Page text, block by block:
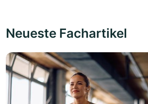
Neueste Fachartikel